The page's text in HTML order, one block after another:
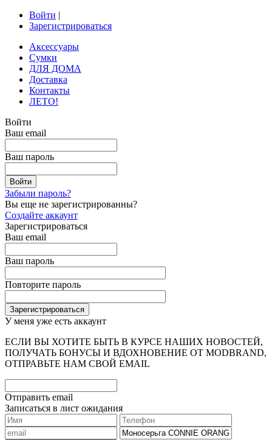
Войти |
Зарегистрироваться
Аксессуары
Сумки
ДЛЯ ДОМА
Доставка
Контакты
ЛЕТО!
Войти
Ваш email
Ваш пароль
Забыли пароль?
Вы еще не зарегистрированны?
Создайте аккаунт
Зарегистрироваться
Ваш email
Ваш пароль
Повторите пароль
У меня уже есть аккаунт
ЕСЛИ ВЫ ХОТИТЕ БЫТЬ В КУРСЕ НАШИХ НОВОСТЕЙ,
ПОЛУЧАТЬ БОНУСЫ И ВДОХНОВЕНИЕ ОТ MODBRAND,
ОТПРАВЬТЕ НАМ СВОЙ EMAIL
Отправить email
Записаться в лист ожидания